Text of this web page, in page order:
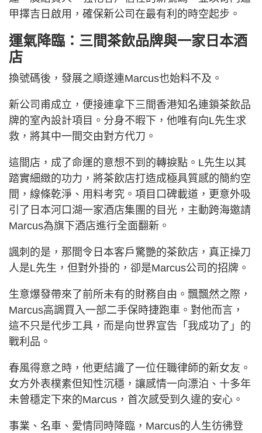
甲擇吉日啟用，確保新公司在最有利的時空起步。
運氣降臨：三間茶飲品牌與一家日本酒
店
換號碼後，發展之順遂連Marcus也始料不及。
新公司甫成立，便接連拿下三間香港知名連鎖茶飲品
牌的室內設計項目。分身不暇下，他唯有向L先生求
救，將其中一間交由對方代刀。
這間店，成了命運的意想不到的轉捩點。L先生以其
踏實細緻的功力，將茶飲店打造成極具質感的簡約空
間，線條乾淨、用料考究。項目口碑載道，更意外吸
引了日本河口湖一家酒店集團的目光，主動跨海邀請
Marcus為旗下酒店進行全面翻新。
諷刺的是，那間令日本客戶驚艷的茶飲店，真正操刀
人是L先生，但對外掛的，卻是Marcus公司的招牌。
生意爆發帶來了前所未有的財務自由。飄飄然之際，
Marcus高調買入一部二手保時捷跑車。對他而言，
這不只是代步工具，而是向世界宣告「我成功了」的
戰利品。
春風得意之時，他更結識了一位任職律師的新女友。
女方外表樸素但知性沉穩，讓感情一向漂泊、十多年
未曾穩定下來的Marcus，首次感受到久違的安心。
事業、名車、愛情同時降臨，Marcus的人生彷彿登